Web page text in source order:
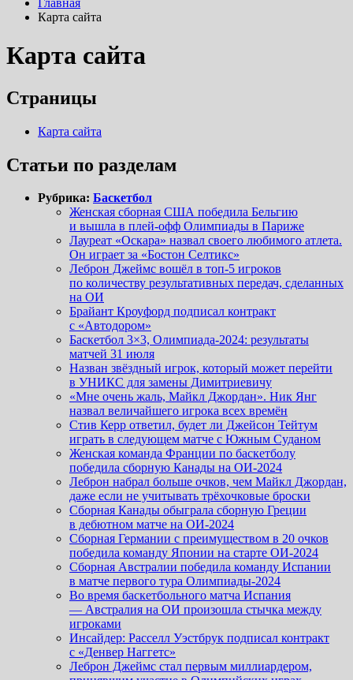
Карта сайта
Карта сайта
Страницы
Карта сайта
Статьи по разделам
Рубрика: Баскетбол
Женская сборная США победила Бельгию
и вышла в плей-офф Олимпиады в Париже
Лауреат «Оскара» назвал своего любимого атлета.
Он играет за «Бостон Селтикс»
Леброн Джеймс вошёл в топ-5 игроков
по количеству результативных передач, сделанных
на ОИ
Брайант Кроуфорд подписал контракт
с «Автодором»
Баскетбол 3×3, Олимпиада-2024: результаты
матчей 31 июля
Назван звёздный игрок, который может перейти
в УНИКС для замены Димитриевичу
«Мне очень жаль, Майкл Джордан». Ник Янг
назвал величайшего игрока всех времён
Стив Керр ответил, будет ли Джейсон Тейтум
играть в следующем матче с Южным Суданом
Женская команда Франции по баскетболу
победила сборную Канады на ОИ-2024
Леброн набрал больше очков, чем Майкл Джордан,
даже если не учитывать трёхочковые броски
Сборная Канады обыграла сборную Греции
в дебютном матче на ОИ-2024
Сборная Германии с преимуществом в 20 очков
победила команду Японии на старте ОИ-2024
Сборная Австралии победила команду Испании
в матче первого тура Олимпиады-2024
Во время баскетбольного матча Испания
— Австралия на ОИ произошла стычка между
игроками
Инсайдер: Расселл Уэстбрук подписал контракт
с «Денвер Наггетс»
Леброн Джеймс стал первым миллиардером,